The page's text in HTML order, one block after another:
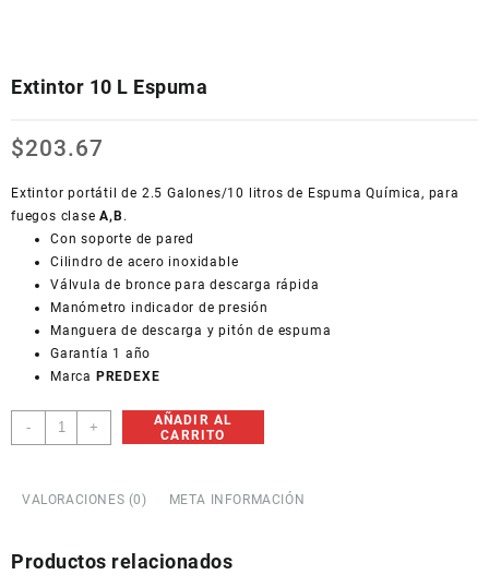
Extintor 10 L Espuma
$203.67
Extintor portátil de 2.5 Galones/10 litros de Espuma Química, para
fuegos claseA,B .
Con soporte de pared
Cilindro de acero inoxidable
Válvula de bronce para descarga rápida
Manómetro indicador de presión
Manguera de descarga y pitón de espuma
Garantía 1 año
Marca PREDEXE
-
Extintor
10
+
AÑADIR AL
CARRITO
VALORACIONES (0) META INFORMACIÓN
Productos relacionados